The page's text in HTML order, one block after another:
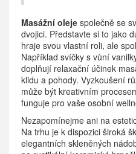
Masážní oleje společně se
dvojici. Představte si to jako
hraje svou vlastní roli, ale
Například svíčky s vůní
doplňují relaxační účinek
klidu a pohody. Vyzkoušení
může být kreativním
funguje pro vaše osobní
Nezapomínejme ani na
Na trhu je k dispozici široká
elegantních skleněných